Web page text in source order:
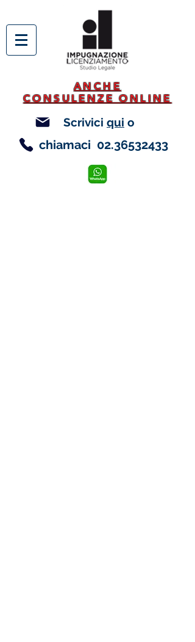
ANCHE
CONSULENZE ONLINE
Scrivici qui o
chiamaci 02.36532433